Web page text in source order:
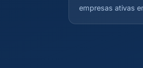
empresas ativas